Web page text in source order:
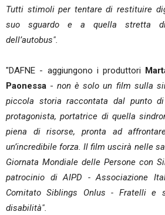
Tutti stimoli per tentare di restituire
suo sguardo e a quella stretta
dell’autobus".
"DAFNE - aggiungono i produttori
Paonessa -non è solo un film sulla
piccola storia raccontata dal punto
protagonista, portatrice di quella
piena di risorse, pronta ad
un’incredibile forza. Il film uscirà nelle
Giornata Mondiale delle Persone con
patrocinio di AIPD - Associazione
Comitato Siblings Onlus - Fratelli e
disabilità".